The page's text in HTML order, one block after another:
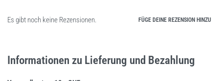
Es gibt noch keine Rezensionen. FÜGE DEINE REZENSION HINZU
Informationen zu Lieferung und Bezahlung